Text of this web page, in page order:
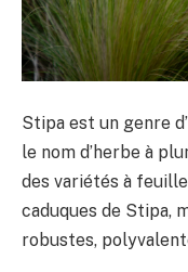
Stipa est un genre
le nom d’herbe à
des variétés à
caduques de Stipa,
robustes,